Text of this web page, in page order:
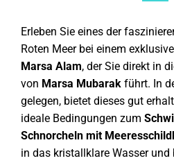
Erleben Sie eines der
Roten Meer bei einem
Marsa Alam, der Sie direkt in
von Marsa Mubarak führt. In
gelegen, bietet dieses gut
ideale Bedingungen zum
Schnorcheln mit
in das kristallklare Wasser und